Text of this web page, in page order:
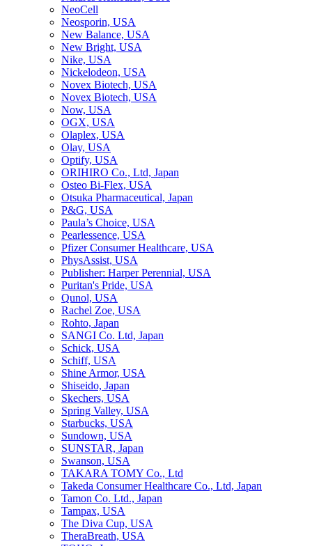
NeoCell
Neosporin, USA
New Balance, USA
New Bright, USA
Nike, USA
Niсkelodeon, USA
Novex Biotech, USA
Novex Biotech, USA
Now, USA
OGX, USA
Olaplex, USA
Olay, USA
Optify, USA
ORIHIRO Co., Ltd, Japan
Osteo Bi-Flex, USA
Otsuka Pharmaceutical, Japan
P&G, USA
Paula’s Choice, USA
Pearlessence, USA
Pfizer Consumer Healthcare, USA
PhysAssist, USA
Publisher: Harper Perennial, USA
Puritan's Pride, USA
Qunol, USA
Rachel Zoe, USA
Rohto, Japan
SANGI Co. Ltd, Japan
Schick, USA
Schiff, USA
Shine Armor, USA
Shiseido, Japan
Skechers, USA
Spring Valley, USA
Starbucks, USA
Sundown, USA
SUNSTAR, Japan
Swanson, USA
TAKARA TOMY Co., Ltd
Takeda Consumer Healthcare Co., Ltd, Japan
Tamon Co. Ltd., Japan
Tampax, USA
The Diva Cup, USA
TheraBreath, USA